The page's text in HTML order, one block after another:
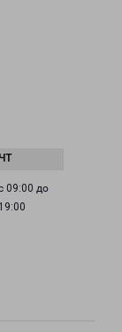
09:00 до
19:00